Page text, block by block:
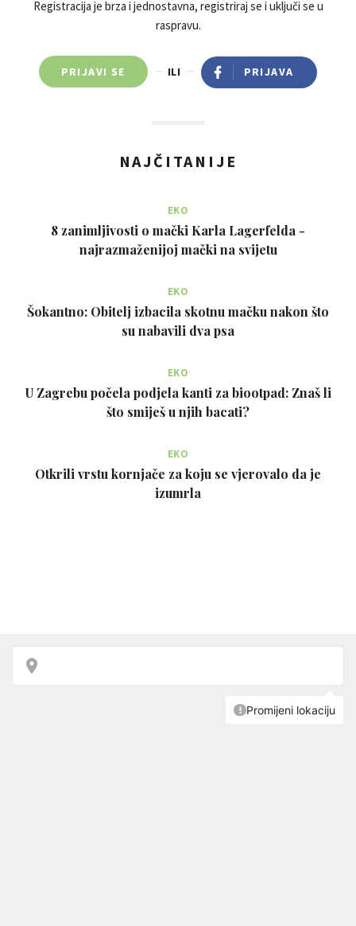
Registracija je brza i jednostavna, registriraj se i uključi se u
raspravu.
PRIJAVI SE ILI PRIJAVA
NAJČITANIJE
EKO
8 zanimljivosti o mački Karla Lagerfelda -
najrazmaženijoj mački na svijetu
EKO
Šokantno: Obitelj izbacila skotnu mačku nakon što
su nabavili dva psa
EKO
U Zagrebu počela podjela kanti za biootpad: Znaš li
što smiješ u njih bacati?
EKO
Otkrili vrstu kornjače za koju se vjerovalo da je
izumrla